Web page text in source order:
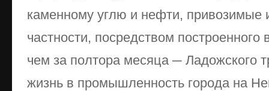
каменному углю и нефти, привозимые
частности, посредством
чем за полтора месяца ─ Ладожского
жизнь в промышленность города на